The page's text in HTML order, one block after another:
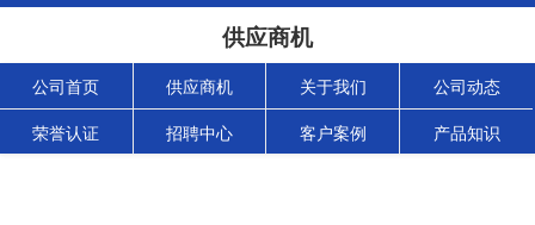
供应商机
公司首页 供应商机 关于我们 公司动态
荣誉认证 招聘中心 客户案例 产品知识